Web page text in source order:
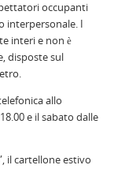
occupanti
interpersonale. I
interi e non è
disposte sul
allo
e il sabato dalle
il cartellone estivo